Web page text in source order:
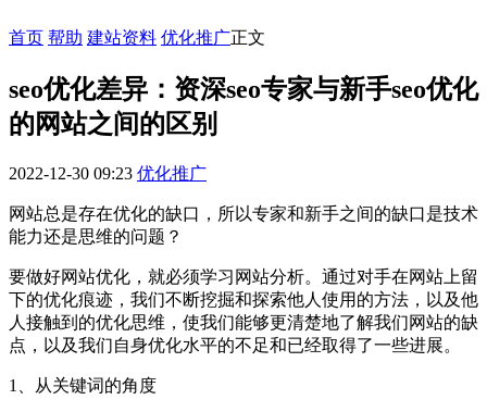
首页 帮助 建站资料 优化推广正文
seo优化差异：资深seo专家与新手seo优化
的网站之间的区别
2022-12-30 09:23 优化推广
网站总是存在优化的缺口，所以专家和新手之间的缺口是技术
能力还是思维的问题？
要做好网站优化，就必须学习网站分析。通过对手在网站上留
下的优化痕迹，我们不断挖掘和探索他人使用的方法，以及他
人接触到的优化思维，使我们能够更清楚地了解我们网站的缺
点，以及我们自身优化水平的不足和已经取得了一些进展。
1、从关键词的角度